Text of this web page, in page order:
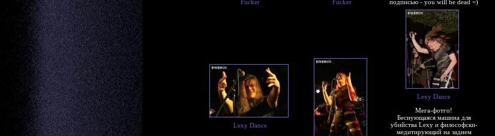
Fucker Fucker
подписью - you will be dead =)
Lexy Dance
Lexy Dance
Мега-фотго!
Беснующаяся машина для
убийства Lexy и философски-
медитирующий на заднем